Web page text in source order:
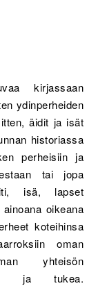
kirjassaan
ydinperheiden
äidit ja isät
historiassa
perheisiin ja
tai jopa
isä, lapset
oikeana
koteihinsa
oman
yhteisön
ja tukea.